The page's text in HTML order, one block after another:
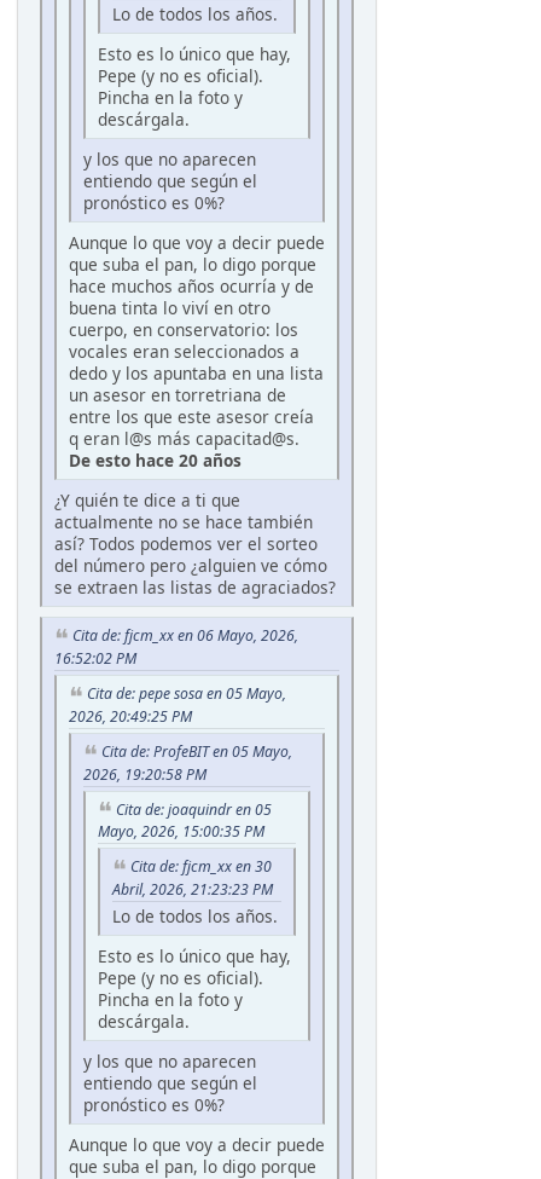
Lo de todos los años.
Esto es lo único que hay,
Pepe (y no es oficial).
Pincha en la foto y
descárgala.
y los que no aparecen
entiendo que según el
pronóstico es 0%?
Aunque lo que voy a decir puede
que suba el pan, lo digo porque
hace muchos años ocurría y de
buena tinta lo viví en otro
cuerpo, en conservatorio: los
vocales eran seleccionados a
dedo y los apuntaba en una lista
un asesor en torretriana de
entre los que este asesor creía
q eran l@s más capacitad@s.
De esto hace 20 años
¿Y quién te dice a ti que
actualmente no se hace también
así? Todos podemos ver el sorteo
del número pero ¿alguien ve cómo
se extraen las listas de agraciados?
Cita de: fjcm_xx en 06 Mayo, 2026,
16:52:02 PM
Cita de: pepe sosa en 05 Mayo,
2026, 20:49:25 PM
Cita de: ProfeBIT en 05 Mayo,
2026, 19:20:58 PM
Cita de: joaquindr en 05
Mayo, 2026, 15:00:35 PM
Cita de: fjcm_xx en 30
Abril, 2026, 21:23:23 PM
Lo de todos los años.
Esto es lo único que hay,
Pepe (y no es oficial).
Pincha en la foto y
descárgala.
y los que no aparecen
entiendo que según el
pronóstico es 0%?
Aunque lo que voy a decir puede
que suba el pan, lo digo porque